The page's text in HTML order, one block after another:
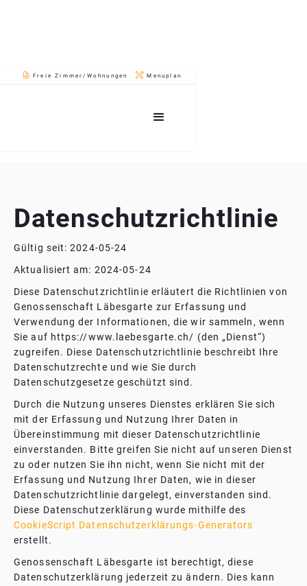
Freie Zimmer/Wohnungen Menuplan
Datenschutzrichtlinie
Gültig seit: 2024-05-24
Aktualisiert am: 2024-05-24
Diese Datenschutzrichtlinie erläutert die Richtlinien von
Genossenschaft Läbesgarte zur Erfassung und
Verwendung der Informationen, die wir sammeln, wenn
Sie auf https://www.laebesgarte.ch/ (den „Dienst“)
zugreifen. Diese Datenschutzrichtlinie beschreibt Ihre
Datenschutzrechte und wie Sie durch
Datenschutzgesetze geschützt sind.
Durch die Nutzung unseres Dienstes erklären Sie sich
mit der Erfassung und Nutzung Ihrer Daten in
Übereinstimmung mit dieser Datenschutzrichtlinie
einverstanden. Bitte greifen Sie nicht auf unseren Dienst
zu oder nutzen Sie ihn nicht, wenn Sie nicht mit der
Erfassung und Nutzung Ihrer Daten, wie in dieser
Datenschutzrichtlinie dargelegt, einverstanden sind.
Diese Datenschutzerklärung wurde mithilfe des
CookieScript Datenschutzerklärungs-Generators
erstellt.
Genossenschaft Läbesgarte ist berechtigt, diese
Datenschutzerklärung jederzeit zu ändern. Dies kann